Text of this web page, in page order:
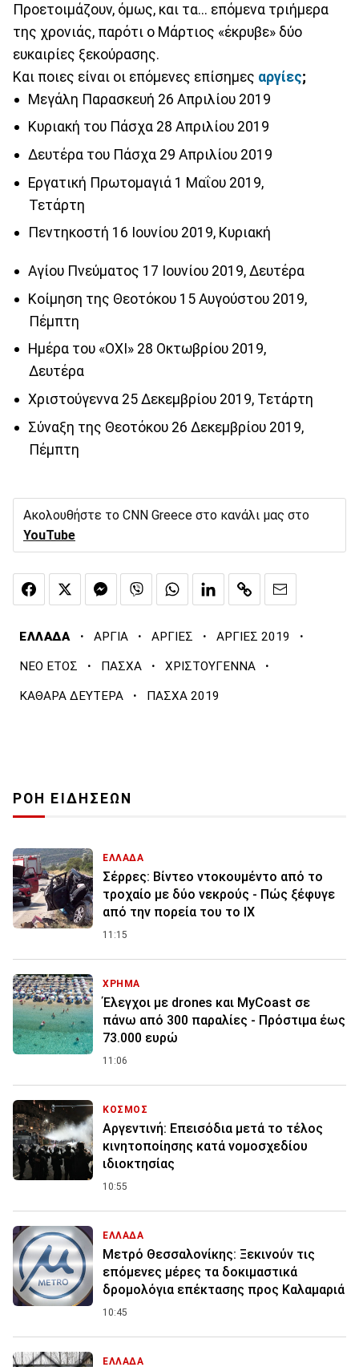
Προετοιμάζουν, όμως, και τα... επόμενα τριήμερα
της χρονιάς, παρότι ο Μάρτιος «έκρυβε» δύο
ευκαιρίες ξεκούρασης.
Και ποιες είναι οι επόμενες επίσημες αργίες;
Μεγάλη Παρασκευή 26 Απριλίου 2019
Κυριακή του Πάσχα 28 Απριλίου 2019
Δευτέρα του Πάσχα 29 Απριλίου 2019
Εργατική Πρωτομαγιά 1 Μαΐου 2019,
Τετάρτη
Πεντηκοστή 16 Ιουνίου 2019, Κυριακή
Αγίου Πνεύματος 17 Ιουνίου 2019, Δευτέρα
Κοίμηση της Θεοτόκου 15 Αυγούστου 2019,
Πέμπτη
Ημέρα του «ΟΧΙ» 28 Οκτωβρίου 2019,
Δευτέρα
Χριστούγεννα 25 Δεκεμβρίου 2019, Τετάρτη
Σύναξη της Θεοτόκου 26 Δεκεμβρίου 2019,
Πέμπτη
Ακολουθήστε το CNN Greece στο κανάλι μας στο
YouTube
ΕΛΛΑΔΑ · ΑΡΓΙΑ · ΑΡΓΙΕΣ · ΑΡΓΙΕΣ 2019 ·
ΝΕΟ ΕΤΟΣ · ΠΑΣΧΑ · ΧΡΙΣΤΟΥΓΕΝΝΑ ·
ΚΑΘΑΡΑ ΔΕΥΤΕΡΑ · ΠΑΣΧΑ 2019
ΡΟΗ ΕΙΔΗΣΕΩΝ
ΕΛΛΑΔΑ
Σέρρες: Βίντεο ντοκουμέντο από το
τροχαίο με δύο νεκρούς - Πώς ξέφυγε
από την πορεία του το ΙΧ
11:15
ΧΡΗΜΑ
Έλεγχοι με drones και MyCoast σε
πάνω από 300 παραλίες - Πρόστιμα έως
73.000 ευρώ
11:06
ΚΟΣΜΟΣ
Αργεντινή: Επεισόδια μετά το τέλος
κινητοποίησης κατά νομοσχεδίου
ιδιοκτησίας
10:55
ΕΛΛΑΔΑ
Μετρό Θεσσαλονίκης: Ξεκινούν τις
επόμενες μέρες τα δοκιμαστικά
δρομολόγια επέκτασης προς Καλαμαριά
10:45
ΕΛΛΑΔΑ